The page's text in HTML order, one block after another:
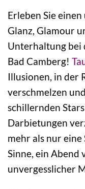
Erleben Sie
Glanz, Glamour
Unterhaltung bei
Bad Camberg!
Illusionen, in der
verschmelzen
schillernden
Darbietungen
mehr als nur eine
Sinne, ein Abend
unvergesslicher